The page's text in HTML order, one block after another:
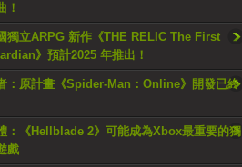
！
獨立ARPG 新作《THE RELIC The First
》預計2025 年推出！
：原計畫《Spider-Man：Online》開發已終
：《Hellblade 2》可能成為Xbox最重要的獨
戲